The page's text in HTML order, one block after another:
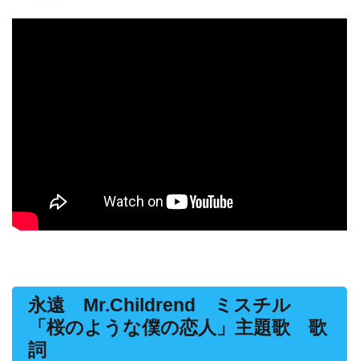
永遠 Mr.Childrend ミスチル
「桜のような僕の恋人」主題歌 歌
詞